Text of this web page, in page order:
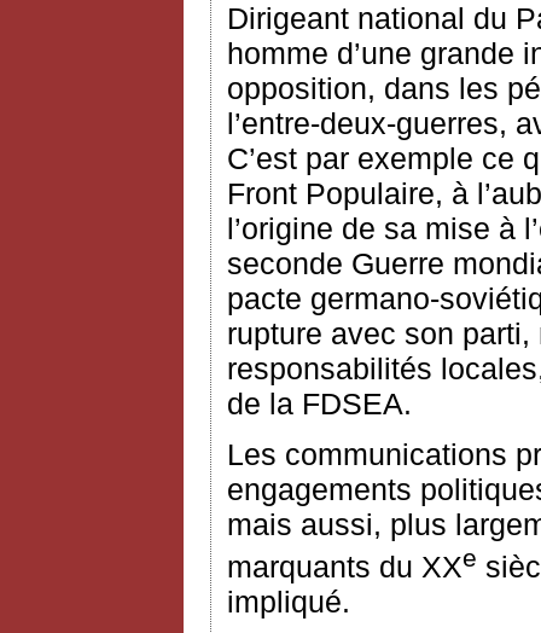
Dirigeant national du
homme d’une grande
opposition, dans les
l’entre-deux-guerres,
C’est par exemple ce
Front Populaire, à
l’origine de sa mise à
seconde Guerre
pacte germano-
rupture avec son
responsabilités
de la FDSEA.
Les communications
engagements
mais aussi, plus
marquants du XXe
impliqué.